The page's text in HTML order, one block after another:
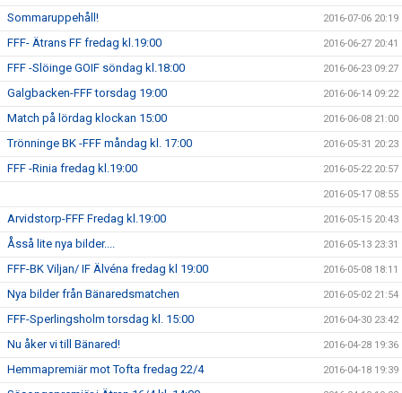
Sommaruppehåll! 2016-07-06 20:19
FFF- Ätrans FF fredag kl.19:00 2016-06-27 20:41
FFF -Slöinge GOIF söndag kl.18:00 2016-06-23 09:27
Galgbacken-FFF torsdag 19:00 2016-06-14 09:22
Match på lördag klockan 15:00 2016-06-08 21:00
Trönninge BK -FFF måndag kl. 17:00 2016-05-31 20:23
FFF -Rinia fredag kl.19:00 2016-05-22 20:57
2016-05-17 08:55
Arvidstorp-FFF Fredag kl.19:00 2016-05-15 20:43
Åsså lite nya bilder.... 2016-05-13 23:31
FFF-BK Viljan/ IF Älvéna fredag kl 19:00 2016-05-08 18:11
Nya bilder från Bänaredsmatchen 2016-05-02 21:54
FFF-Sperlingsholm torsdag kl. 15:00 2016-04-30 23:42
Nu åker vi till Bänared! 2016-04-28 19:36
Hemmapremiär mot Tofta fredag 22/4 2016-04-18 19:39